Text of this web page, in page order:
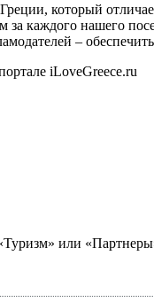
который
каждого нашего
–
iLoveGreece.ru
или